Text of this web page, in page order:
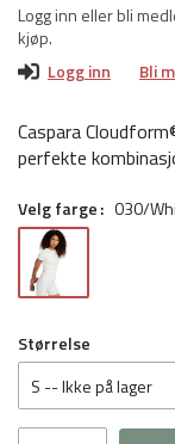
Logg inn eller bli
kjøp.
Logg inn
Bli
Caspara
perfekte
Velg farge 030/
Størrelse